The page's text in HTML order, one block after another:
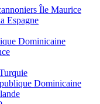
Île Maurice
Espagne
Dominicaine
Dominicaine